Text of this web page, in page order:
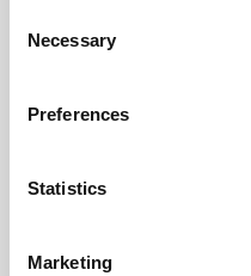
Selection
Necessary
Preferences
Statistics
Marketing